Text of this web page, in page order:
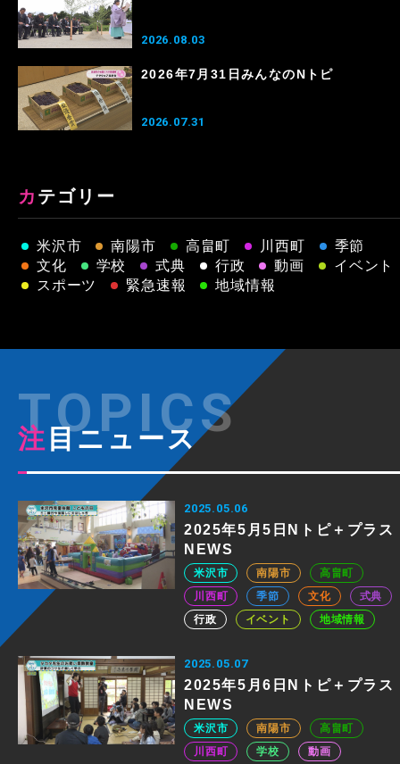
2026.08.03
2026年7月31日みんなのNトピ
2026.07.31
カテゴリー
米沢市 南陽市 高畠町 川西町
季節
文化
学校 式典 行政 動画
イベント
スポーツ
緊急速報 地域情報
注目ニュース
2025.05.06
2025年5月5日Nトピ＋プラス
NEWS
米沢市 南陽市
高畠町
川西町
季節 文化
式典
行政
イベント 地域情報
2025.05.07
2025年5月6日Nトピ＋プラス
NEWS
米沢市 南陽市
高畠町
川西町
学校 動画